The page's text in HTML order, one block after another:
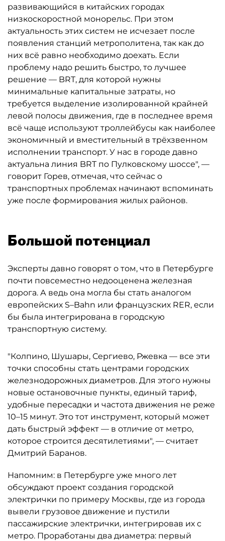
развивающийся в китайских городах
низкоскоростной монорельс. При этом
актуальность этих систем не исчезает после
появления станций метрополитена, так как до
них всё равно необходимо доехать. Если
проблему надо решить быстро, то лучшее
решение — BRT, для которой нужны
минимальные капитальные затраты, но
требуется выделение изолированной крайней
левой полосы движения, где в последнее время
всё чаще используют троллейбусы как наиболее
экономичный и вместительный в трёхзвенном
исполнении транспорт. У нас в городе давно
актуальна линия BRT по Пулковскому шоссе", —
говорит Горев, отмечая, что сейчас о
транспортных проблемах начинают вспоминать
уже после формирования жилых районов.
Большой потенциал
Эксперты давно говорят о том, что в Петербурге
почти повсеместно недооценена железная
дорога. А ведь она могла бы стать аналогом
европейских S–Bahn или французских RER, если
бы была интегрирована в городскую
транспортную систему.
"Колпино, Шушары, Сергиево, Ржевка — все эти
точки способны стать центрами городских
железнодорожных диаметров. Для этого нужны
новые остановочные пункты, единый тариф,
удобные пересадки и частота движения не реже
10–15 минут. Это тот инструмент, который может
дать быстрый эффект — в отличие от метро,
которое строится десятилетиями", — считает
Дмитрий Баранов.
Напомним: в Петербурге уже много лет
обсуждают проект создания городской
электрички по примеру Москвы, где из города
вывели грузовое движение и пустили
пассажирские электрички, интегрировав их с
метро. Проработаны два диаметра: первый